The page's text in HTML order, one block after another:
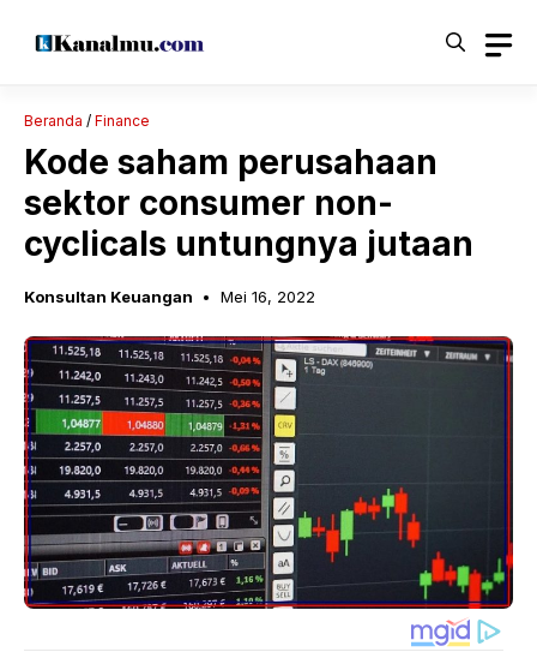
Beranda / Finance
Kode saham perusahaan
sektor consumer non-
cyclicals untungnya jutaan
Konsultan Keuangan Mei 16, 2022